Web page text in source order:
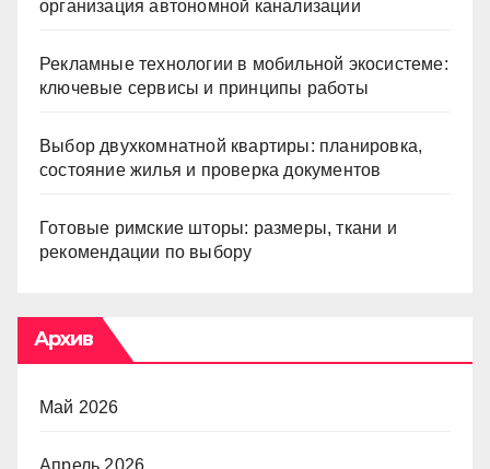
организация автономной канализации
Рекламные технологии в мобильной экосистеме:
ключевые сервисы и принципы работы
Выбор двухкомнатной квартиры: планировка,
состояние жилья и проверка документов
Готовые римские шторы: размеры, ткани и
рекомендации по выбору
Архив
Май 2026
Апрель 2026